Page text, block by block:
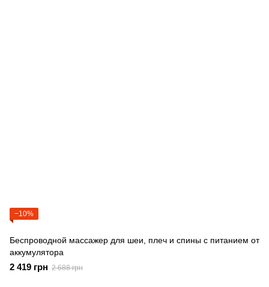
−10%
Беспроводной массажер для шеи, плеч и спины с питанием от
аккумулятора
2 419 грн 2 688 грн